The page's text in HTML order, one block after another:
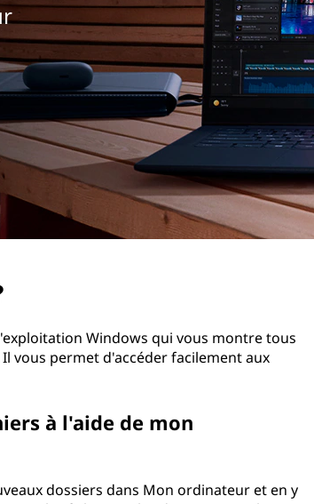
Windows qui vous montre tous
vous permet d'accéder facilement aux
à l'aide de mon
dossiers dans Mon ordinateur et en y